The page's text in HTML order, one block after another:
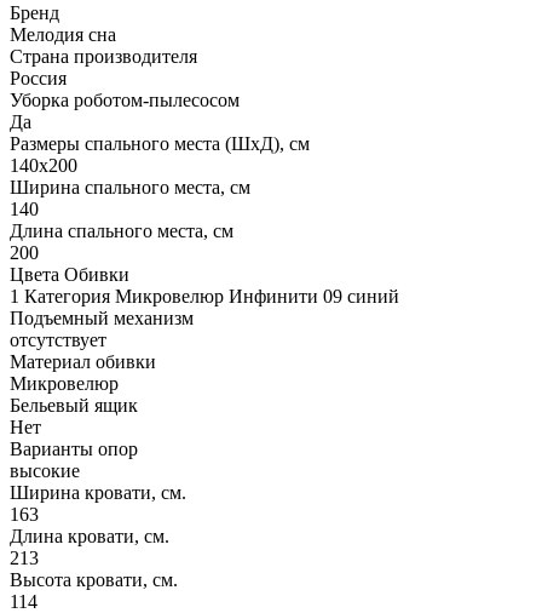
Бренд
Мелодия сна
Страна производителя
Россия
Уборка роботом-пылесосом
Да
Размеры спального места (ШхД), см
140х200
Ширина спального места, см
140
Длина спального места, см
200
Цвета Обивки
1 Категория Микровелюр Инфинити 09 синий
Подъемный механизм
отсутствует
Материал обивки
Микровелюр
Бельевый ящик
Нет
Варианты опор
высокие
Ширина кровати, см.
163
Длина кровати, см.
213
Высота кровати, см.
114